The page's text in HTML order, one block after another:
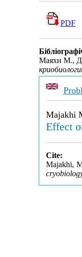
PDF
Маяхи М.,
Majakhi
Effect
Cite:
Majakhi,